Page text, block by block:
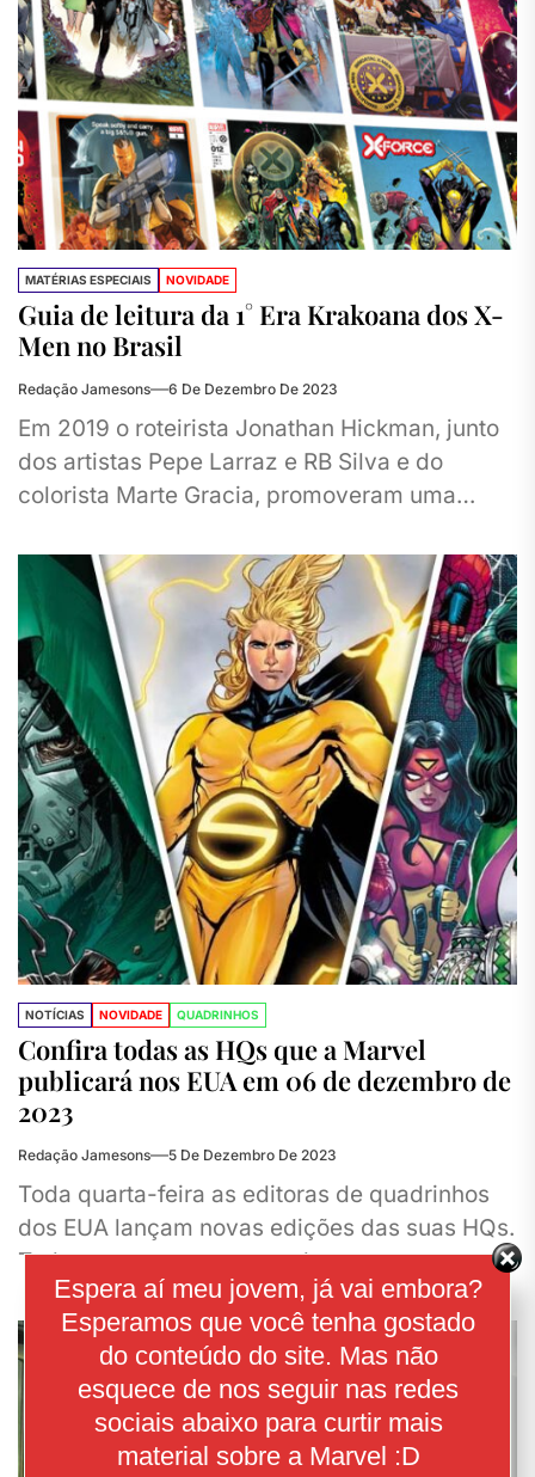
MATÉRIAS ESPECIAIS NOVIDADE
Guia de leitura da 1° Era Krakoana dos X-
Men no Brasil
Redação Jamesons 6 De Dezembro De 2023
Em 2019 o roteirista Jonathan Hickman, junto
dos artistas Pepe Larraz e RB Silva e do
colorista Marte Gracia, promoveram uma
NOTÍCIAS NOVIDADE QUADRINHOS
Confira todas as HQs que a Marvel
publicará nos EUA em 06 de dezembro de
2023
Redação Jamesons 5 De Dezembro De 2023
Toda quarta-feira as editoras de quadrinhos
dos EUA lançam novas edições das suas HQs.
Toda semana trazemos todos os novos
lançamentos da Marvel aqui no site para
você...
Espera aí meu jovem, já vai embora?
Esperamos que você tenha gostado
do conteúdo do site. Mas não
esquece de nos seguir nas redes
sociais abaixo para curtir mais
material sobre a Marvel :D